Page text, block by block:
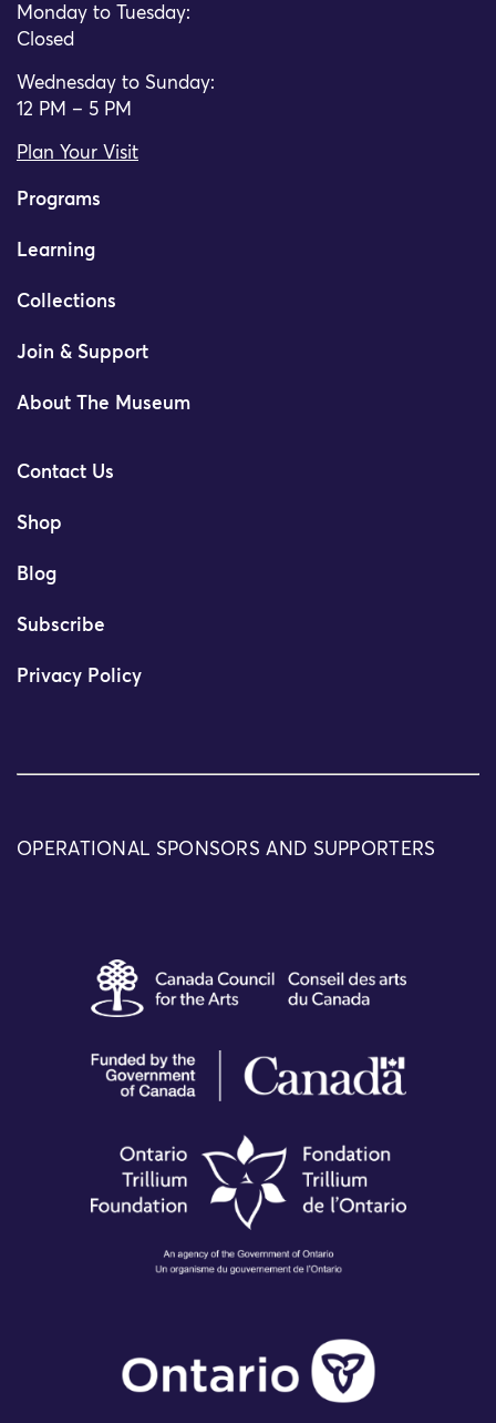
Monday to Tuesday:
Closed
Wednesday to Sunday:
12 PM – 5 PM
Plan Your Visit
Programs
Learning
Collections
Join & Support
About The Museum
Contact Us
Shop
Blog
Subscribe
Privacy Policy
OPERATIONAL SPONSORS AND SUPPORTERS